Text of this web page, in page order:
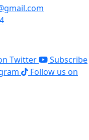
Twitter
Subscribe
Follow us on